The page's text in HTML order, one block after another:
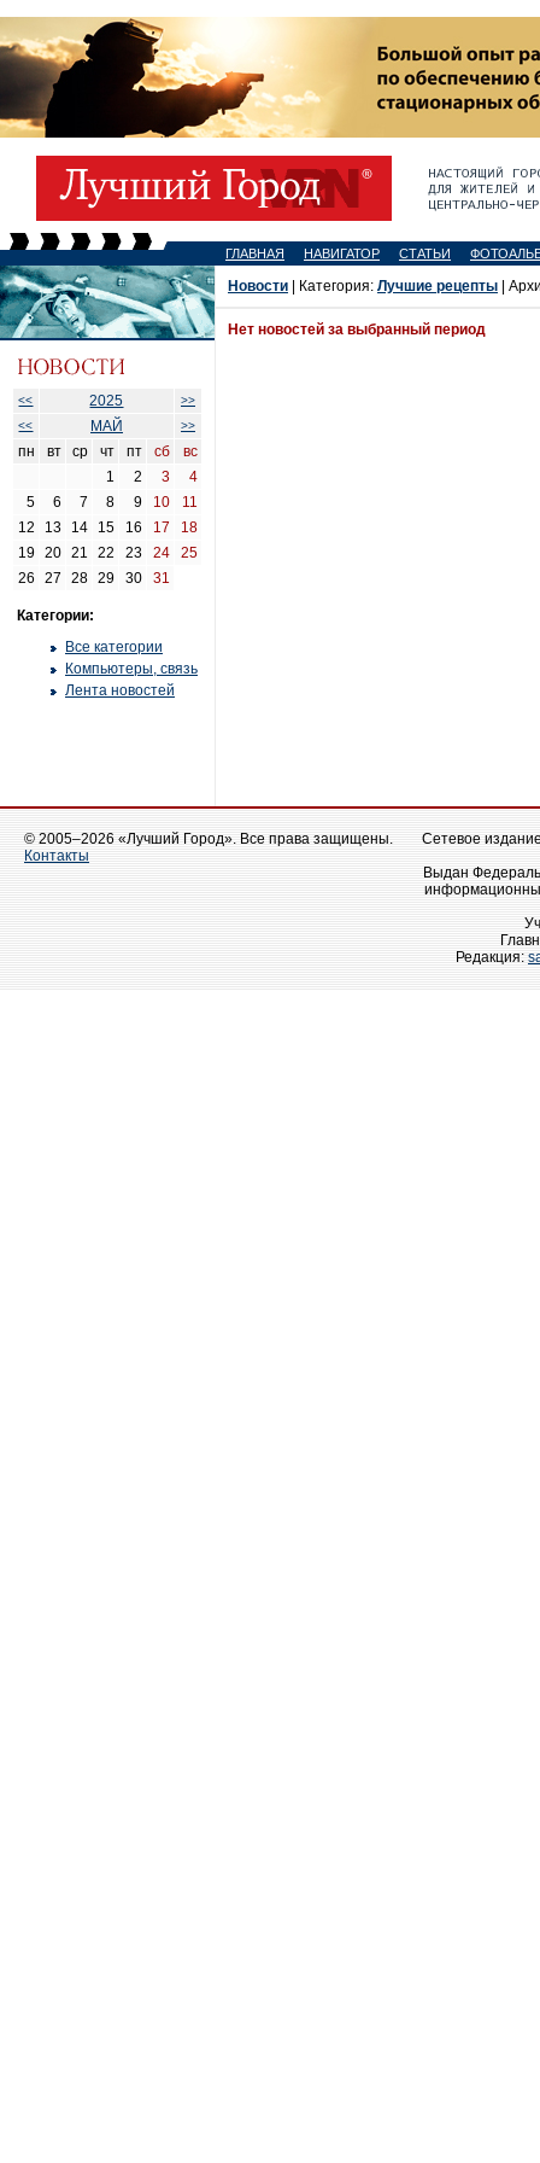
ГЛАВНАЯ НАВИГАТОР СТАТЬИ
<< 2025
>>
<<
МАЙ >>
пн вт ср чт пт сб
вс
1
2 3
4
5
6 7 8 9 10
11
12
13 14 15 16 17
18
19 20 21 22 23 24
25
26
27 28 29 30 31
Категории:
Все категории
Компьютеры, связь
Лента новостей
Новости | Категория: Лучшие рецепты |
Нет новостей за выбранный период
© 2005–2026 «Лучший Город». Все права защищены.
Контакты
Сетевое
Выдан
Редакция: